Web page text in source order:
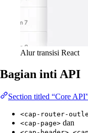
Alur transisi React
Bagian inti API
Section titled “Core
<cap-router-
<cap-page> dan